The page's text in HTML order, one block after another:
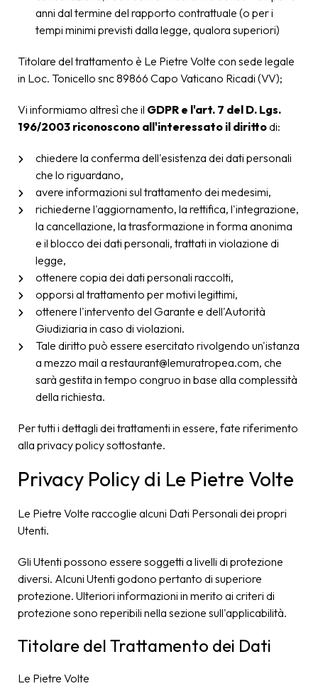
anni dal termine del rapporto contrattuale (o per i
tempi minimi previsti dalla legge, qualora superiori)
Titolare del trattamento è Le Pietre Volte con sede legale
in Loc. Tonicello snc 89866 Capo Vaticano Ricadi (VV);
Vi informiamo altresì che il GDPR e l'art. 7 del D. Lgs.
196/2003 riconoscono all'interessato il dirittodi:
chiedere la conferma dell'esistenza dei dati personali
che lo riguardano,
avere informazioni sul trattamento dei medesimi,
richiederne l'aggiornamento, la rettifica, l'integrazione,
la cancellazione, la trasformazione in forma anonima
e il blocco dei dati personali, trattati in violazione di
legge,
ottenere copia dei dati personali raccolti,
opporsi al trattamento per motivi legittimi,
ottenere l'intervento del Garante e dell'Autorità
Giudiziaria in caso di violazioni.
Tale diritto può essere esercitato rivolgendo un'istanza
a mezzo mail a restaurant@lemuratropea.com, che
sarà gestita in tempo congruo in base alla complessità
della richiesta.
Per tutti i dettagli dei trattamenti in essere, fate riferimento
alla privacy policy sottostante.
Privacy Policy di Le Pietre Volte
Le Pietre Volte raccoglie alcuni Dati Personali dei propri
Utenti.
Gli Utenti possono essere soggetti a livelli di protezione
diversi. Alcuni Utenti godono pertanto di superiore
protezione. Ulteriori informazioni in merito ai criteri di
protezione sono reperibili nella sezione sull'applicabilità.
Titolare del Trattamento dei Dati
Le Pietre Volte